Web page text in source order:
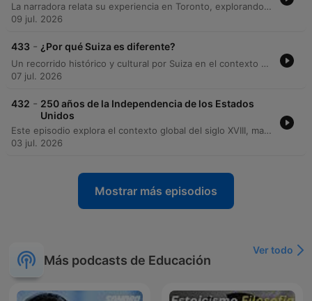
La narradora relata su experiencia en Toronto, explorando la historia de las First Nations, Inuit y Métis, y abordando las injusticias de los tratados y el impacto traumático de las escuelas residenciales. El episodio también analiza la formación de la identidad canadiense a través del contraste entre los asentamientos franceses, el Imperio Británico y la expansión del Canadá anglo, detallando cómo las migraciones masivas consolidaron la estructura multicultural del país actual.
09 jul. 2026
433 - ¿Por qué Suiza es diferente?
Un recorrido histórico y cultural por Suiza en el contexto de su enfrentamiento futbolístico contra Colombia. El episodio explora la formación de la confederación suiza a partir de sus cantones originales, su política de neutralidad perpetua establecida en 1815 y su papel fundamental en la creación de la Cruz Roja tras la batalla de Solferino. Se analizan elementos icónicos de la identidad suiza, desde su precisión en la relojería y la producción de chocolate, hasta sus leyendas como Guillermo Tell y Heidi. Asimismo, se examina la relación diplomática y comercial entre Suiza y Colombia, destacando el apoyo suizo a los procesos de paz en territorio colombiano. El contenido cierra con una breve reflexión sobre la solidez defensiva del equipo suizo de fútbol y el antecedente histórico del último encuentro entre ambas selecciones.
07 jul. 2026
432 - 250 años de la Independencia de los Estados
Unidos
Este episodio explora el contexto global del siglo XVIII, marcado por las revoluciones científica, política e industrial, y la circulación de ideas a través de la imprenta y los cafés. Se analiza cómo la Ilustración cuestionó el derecho divino mediante el contrato social de Rousseau y la separación de poderes de Montesquieu, sentando las bases para la autonomía de las trece colonias americanas. Asimismo, se detallan las causas de la Revolución Americana, desde la presión fiscal británica hasta el boicot del té, y la creación de la Declaración de Independencia. El análisis profundiza en las contradicciones históricas de este documento, que al proclamar derechos inalienables mantenía la esclavitud y excluía a mujeres e indígenas, dejando promesas abiertas que impulsaron movimientos posteriores como el abolicionismo y el sufragismo.
03 jul. 2026
Mostrar más episodios
Más podcasts de Educación
Ver todo